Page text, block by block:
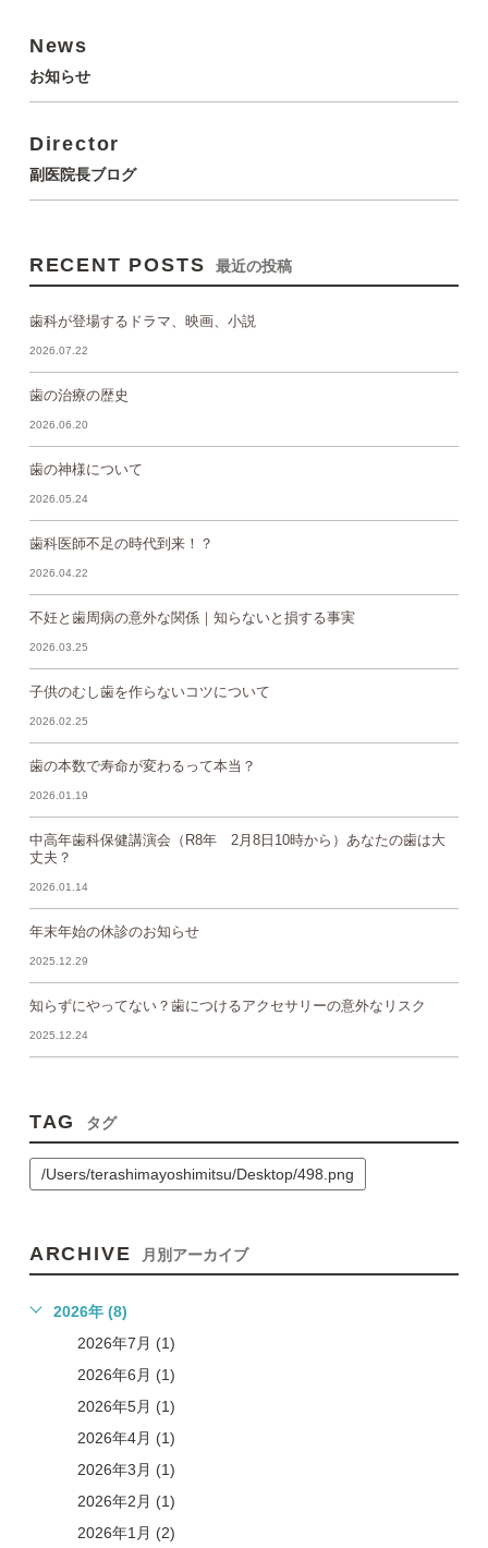
News
お知らせ
Director
副医院長ブログ
RECENT POSTS 最近の投稿
歯科が登場するドラマ、映画、小説
2026.07.22
歯の治療の歴史
2026.06.20
歯の神様について
2026.05.24
歯科医師不足の時代到来！？
2026.04.22
不妊と歯周病の意外な関係｜知らないと損する事実
2026.03.25
子供のむし歯を作らないコツについて
2026.02.25
歯の本数で寿命が変わるって本当？
2026.01.19
中高年歯科保健講演会（R8年 2月8日10時から）あなたの歯は大
丈夫？
2026.01.14
年末年始の休診のお知らせ
2025.12.29
知らずにやってない？歯につけるアクセサリーの意外なリスク
2025.12.24
TAG タグ
/Users/terashimayoshimitsu/Desktop/498.png
ARCHIVE 月別アーカイブ
2026年 (8)
2026年7月 (1)
2026年6月 (1)
2026年5月 (1)
2026年4月 (1)
2026年3月 (1)
2026年2月 (1)
2026年1月 (2)